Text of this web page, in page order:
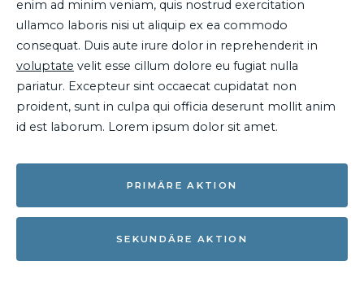
enim ad minim veniam, quis nostrud exercitation
ullamco laboris nisi ut aliquip ex ea commodo
consequat. Duis aute irure dolor in reprehenderit in
voluptate velit esse cillum dolore eu fugiat nulla
pariatur. Excepteur sint occaecat cupidatat non
proident, sunt in culpa qui officia deserunt mollit anim
id est laborum. Lorem ipsum dolor sit amet.
PRIMÄRE AKTION
SEKUNDÄRE AKTION